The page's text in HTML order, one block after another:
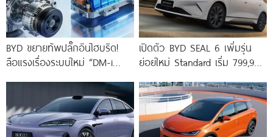
BYD ขยายทัพปลั๊กอินไฮบริด!
ลือแรงเรื่องระบบใหม่ “DM-i
เปิดตัว BYD SEAL 6 เพิ่มรุ่น
ย่อยใหม่ Standard เริ่ม 799,900